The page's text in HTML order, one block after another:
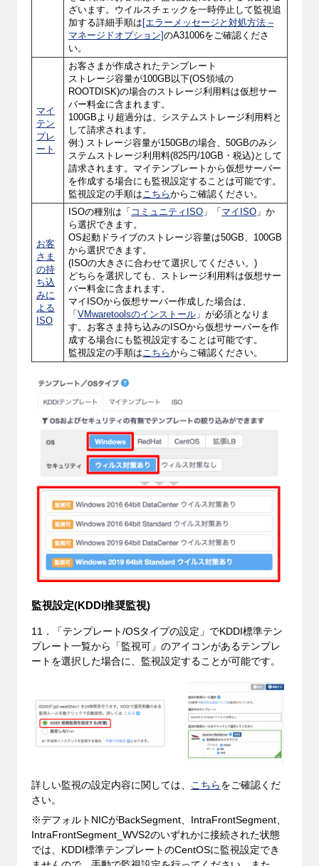
ざいます。ウイルスチェックを一時停止して監視追
加する詳細手順は [エラーメッセージと対処方法 –
マネージドオプション]のA31006をご確認くださ
い。
マイ
テン
プレ
ート
お客さまが作成されたテンプレート
ストレージ容量が100GB以下(OS領域の
ROOTDISK)の場合のストレージ利用料は仮想サー
バー料金に含まれます。
100GBより超過分は、システムストレージ利用料と
して請求されます。
例:) ストレージ容量が150GBの場合、50GBのみシ
ステムストレージ利用料(825円/10GB・税込)として
請求されます。マイテンプレートから仮想サーバー
を作成する場合にも監視設定することは可能です。
監視設定の手順はこちらからご確認ください。
お客
さま
の持
ち込
みに
よる
ISO
ISOの種別は「 コミュニティISO 」「 マイISO 」か
ら選択できます。
OS起動ドライブのストレージ容量は50GB、100GB
から選択できます。
(ISOの大きさに合わせて選択してください。)
どちらを選択しても、ストレージ利用料は仮想サー
バー料金に含まれます。
マイISOから仮想サーバー作成した場合は、
「VMwaretoolsのインストール 」が必須となりま
す。お客さま持ち込みのISOから仮想サーバーを作
成する場合にも監視設定することは可能です。
監視設定の手順はこちらからご確認ください。
監視設定(KDDI推奨監視)
11．「テンプレート/OSタイプの設定」でKDDI標準テン
プレート一覧から「監視可」のアイコンがあるテンプレ
ートを選択した場合に、監視設定することが可能です。
詳しい監視の設定内容に関しては、 こちらをご確認くだ
さい。
※デフォルトNICがBackSegment、IntraFrontSegment、
IntraFrontSegment_WVS2のいずれかに接続された状態
では、KDDI標準テンプレートのCentOSに監視設定でき